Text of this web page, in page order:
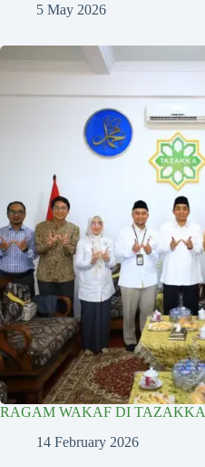
5 May 2026
RAGAM WAKAF DI TAZAKKA
14 February 2026